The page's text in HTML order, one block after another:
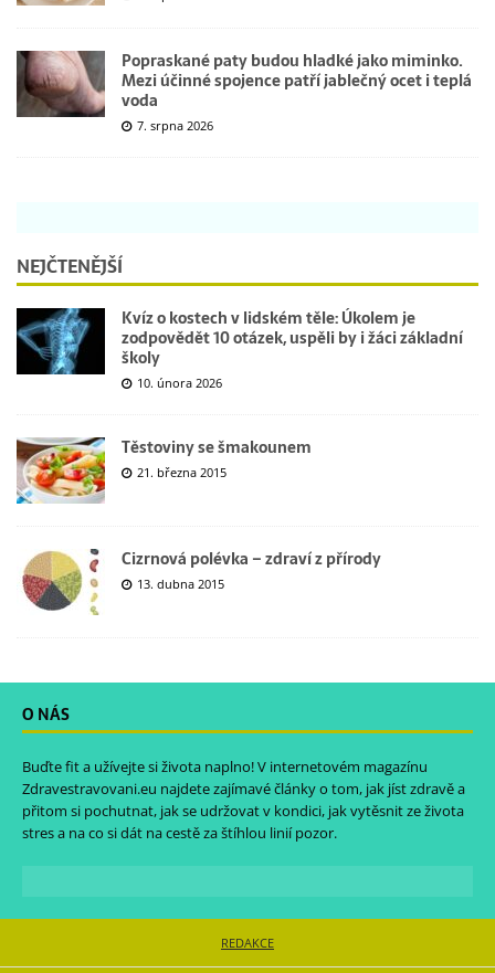
Popraskané paty budou hladké jako miminko.
Mezi účinné spojence patří jablečný ocet i teplá
voda
7. srpna 2026
NEJČTENĚJŠÍ
Kvíz o kostech v lidském těle: Úkolem je
zodpovědět 10 otázek, uspěli by i žáci základní
školy
10. února 2026
Těstoviny se šmakounem
21. března 2015
Cizrnová polévka – zdraví z přírody
13. dubna 2015
O NÁS
Buďte fit a užívejte si života naplno! V internetovém magazínu
Zdravestravovani.eu najdete zajímavé články o tom, jak jíst zdravě a
přitom si pochutnat, jak se udržovat v kondici, jak vytěsnit ze života
stres a na co si dát na cestě za štíhlou linií pozor.
REDAKCE